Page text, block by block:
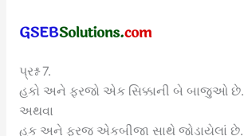
પ્રશ્ન 7.
હકો અને ફરજો એક સિક્કાની બે બાજુઓ છે.
અથવા
હક અને ફરજ એકબીજા સાથે જોડાયેલાં છે.